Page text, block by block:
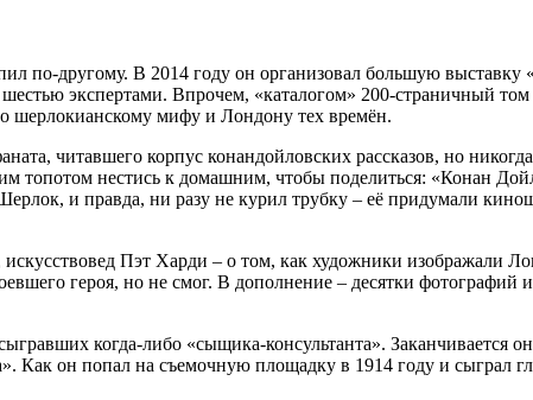
по-другому. В 2014 году он организовал большую
экспертами. Впрочем, «каталогом» 200-страничный
шерлокианскому мифу и Лондону тех времён.
читавшего корпус конандойловских рассказов, но
топотом нестись к домашним, чтобы поделиться: «Конан
и правда, ни разу не курил трубку – её придумали
Пэт Харди – о том, как художники изображали
героя, но не смог. В дополнение – десятки
когда-либо «сыщика-консультанта». Заканчивается
Как он попал на съемочную площадку в 1914 году и сыграл